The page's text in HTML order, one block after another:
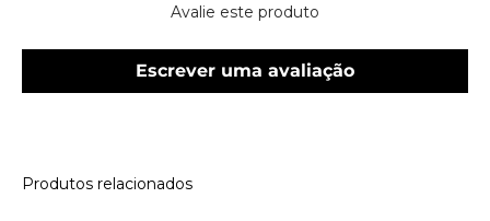
Avalie este produto
Escrever uma avaliação
Produtos relacionados